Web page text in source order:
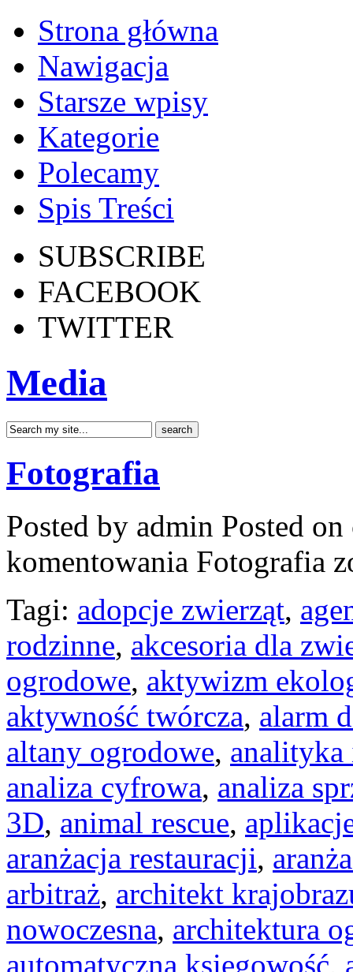
Strona główna
Nawigacja
Starsze wpisy
Kategorie
Polecamy
Spis Treści
SUBSCRIBE
FACEBOOK
TWITTER
Media
Fotografia
Posted by admin Posted
komentowania Fotografia
Tagi: adopcje zwierząt,
rodzinne, akcesoria dla
ogrodowe, aktywizm
aktywność twórcza, alarm
altany ogrodowe, analityka
analiza cyfrowa, analiza
3D, animal rescue,
aranżacja restauracji,
arbitraż, architekt
nowoczesna, architektura
automatyczna księgowość,